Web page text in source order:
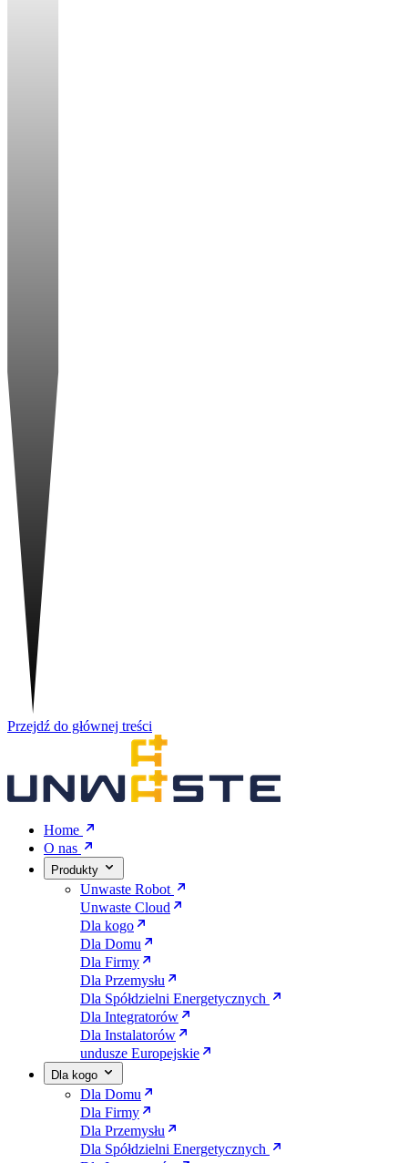
Przejdź do głównej treści
Home
O nas
Produkty
Unwaste Robot
Unwaste Cloud
Dla kogo
Dla Domu
Dla Firmy
Dla Przemysłu
Dla Spółdzielni Energetycznych
Dla Integratorów
Dla Instalatorów
undusze Europejskie
Dla kogo
Dla Domu
Dla Firmy
Dla Przemysłu
Dla Spółdzielni Energetycznych